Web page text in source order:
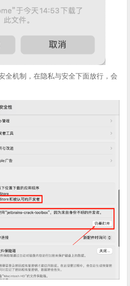
全机制，在隐私与安全下面放行，会